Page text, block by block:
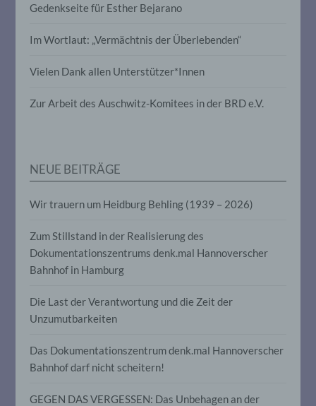
Gedenkseite für Esther Bejarano
Im Wortlaut: „Vermächtnis der Überlebenden“
Vielen Dank allen Unterstützer*Innen
Zur Arbeit des Auschwitz-Komitees in der BRD e.V.
NEUE BEITRÄGE
Wir trauern um Heidburg Behling (1939 – 2026)
Zum Stillstand in der Realisierung des
Dokumentationszentrums denk.mal Hannoverscher
Bahnhof in Hamburg
Die Last der Verantwortung und die Zeit der
Unzumutbarkeiten
Das Dokumentationszentrum denk.mal Hannoverscher
Bahnhof darf nicht scheitern!
GEGEN DAS VERGESSEN: Das Unbehagen an der
e) Profiling
Profiling ist jede Art der automatisierten
Verarbeitung personenbezogener Daten,
personenbezogenen Daten verwendet
Arbeitsleistung, wirtschaftlicher Lage,
Gesundheit, persönlicher Vorlieben,
Aufenthaltsort oder Ortswechsel dieser
vorherzusagen.
f) Pseudonymisierung
Pseudonymisierung ist die Verarbeitung
personenbezogener Daten in einer Weise,
ohne Hinzuziehung zusätzlicher
spezifischen betroffenen Person
zusätzlichen Informationen gesondert